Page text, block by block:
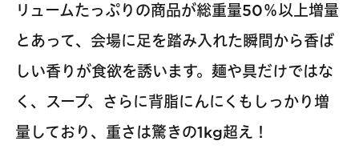
リュームたっぷりの商品が総重量50％以上増量
とあって、会場に足を踏み入れた瞬間から香ば
しい香りが食欲を誘います。麺や具だけではな
く、スープ、さらに背脂にんにくもしっかり増
量しており、重さは驚きの1kg超え！